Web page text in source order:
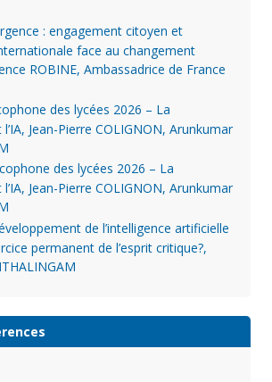
: engagement citoyen et
face au changement
ROBINE, Ambassadrice de France
des lycées 2026 – La
Jean-Pierre COLIGNON, Arunkumar
des lycées 2026 – La
Jean-Pierre COLIGNON, Arunkumar
de l’intelligence artificielle
permanent de l’esprit critique?,